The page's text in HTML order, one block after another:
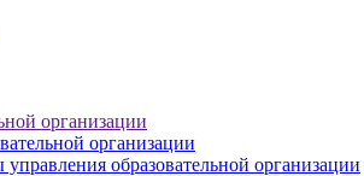
организации
организации
образовательной организации